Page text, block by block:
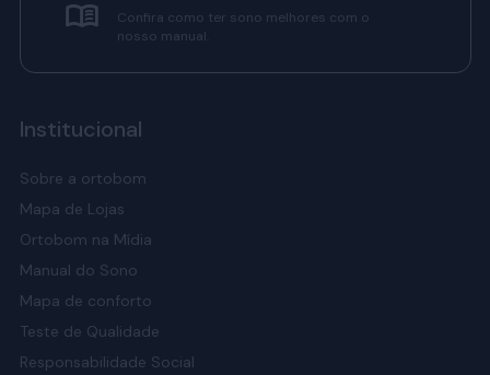
Confira como ter sono melhores com o
nosso manual.
Institucional
Sobre a ortobom
Mapa de Lojas
Ortobom na Mídia
Manual do Sono
Mapa de conforto
Teste de Qualidade
Responsabilidade Social